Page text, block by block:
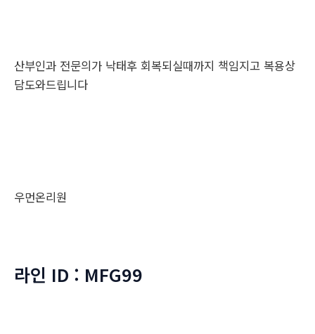
산부인과 전문의가 낙태후 회복되실때까지 책임지고 복용상
담도와드립니다
우먼온리원
라인 ID : MFG99